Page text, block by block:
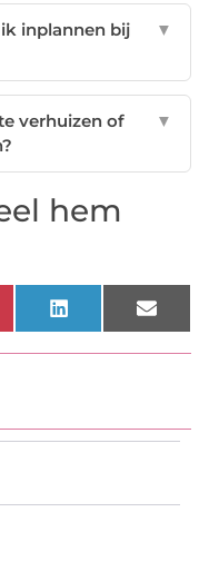
inplannen bij
▼
verhuizen of
▼
hem
LinkedIn Email